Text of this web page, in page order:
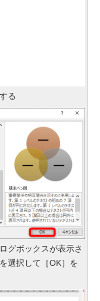
る
グボックスが表示さ
選択して［OK］を